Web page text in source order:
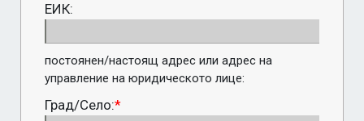
ЕИК:
постоянен/настоящ адрес или адрес на
управление на юридическото лице:
Град/Село:*